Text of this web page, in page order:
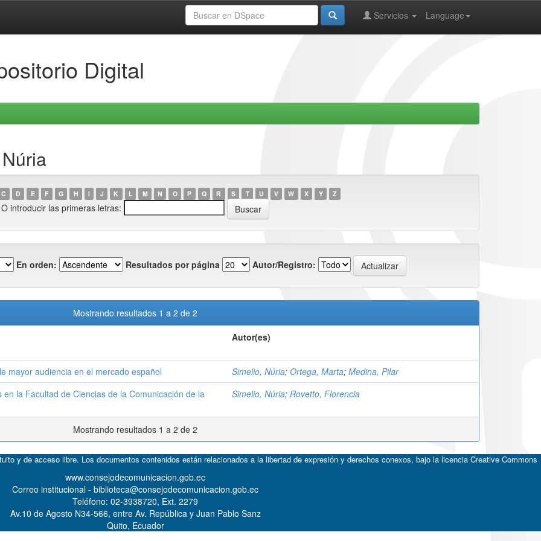
Language
Servicios
Digital
C D E F G H I J K L M N O P Q R S T U V W X Y Z
O introducir las primeras letras:
En orden: Resultados por página Autor/Registro:
Mostrando resultados 1 a 2 de 2
Autor(es)
mayor audiencia en el mercado español Simelio, Núria; Ortega, Marta; Medina, Pilar
la Facultad de Ciencias de la Comunicación de la
Simelio, Núria; Rovetto, Florencia
Mostrando resultados 1 a 2 de 2
y de acceso libre. Los documentos contenidos están relacionados a la libertad de expresión y derechos conexos, bajo la licencia Creative Commons
www.consejodecomunicacion.gob.ec
Correo institucional - biblioteca@consejodecomunicacion.gob.ec
Teléfono: 02-3938720, Ext. 2279
Av.10 de Agosto N34-566, entre Av. República y Juan Pablo Sanz
Quito, Ecuador